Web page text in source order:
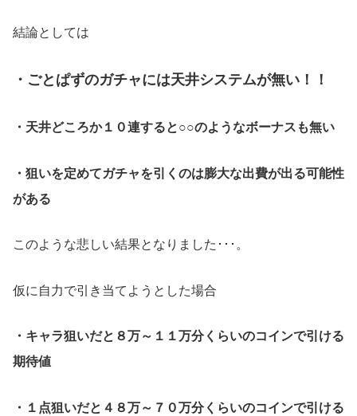
結論としては
・ ごとぱずのガチャには天井システムが無い！！
・天井どころか１０連すると○○のようなボーナスも無い
・狙いを定めてガチャを引くのは膨大な出費が出る可能性
がある
このような悲しい結果となりました･･･。
仮に自力で引き当てようとした場合
・キャラ狙いだと８万～１１万分くらいのコインで引ける
期待値
・１点狙いだと４８万～７０万分くらいのコインで引ける